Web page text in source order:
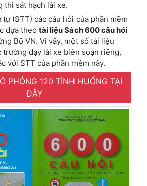
thi sát hạch lái xe.
tự (STT) các câu hỏi của phần mềm
dựa theo tài liệu Sách 600 câu hỏi
Bộ VN. Vì vậy, một số tài liệu
trường dạy lái xe biên soạn riêng,
với STT của phần mềm này.
PHỎNG 120 TÌNH HUỐNG TẠI
ĐÂY